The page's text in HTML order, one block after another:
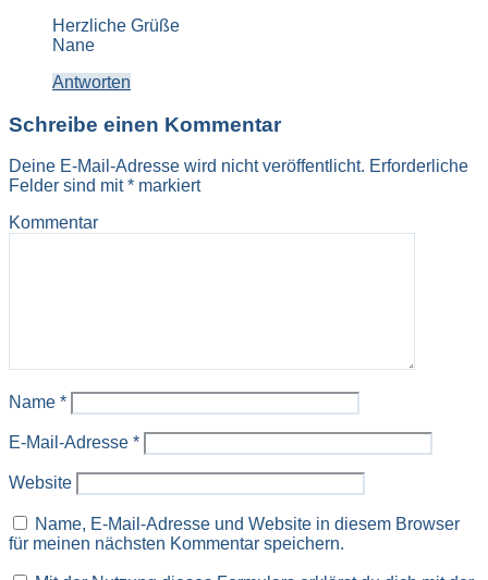
Herzliche Grüße
Nane
Antworten
Schreibe einen Kommentar
Deine E-Mail-Adresse wird nicht veröffentlicht. Erforderliche
Felder sind mit* markiert
Kommentar
Name *
E-Mail-Adresse *
Website
Name, E-Mail-Adresse und Website in diesem Browser
für meinen nächsten Kommentar speichern.